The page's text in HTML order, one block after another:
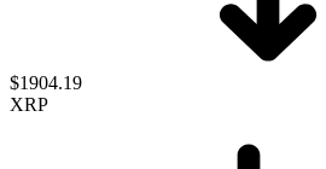
$1904.19
XRP